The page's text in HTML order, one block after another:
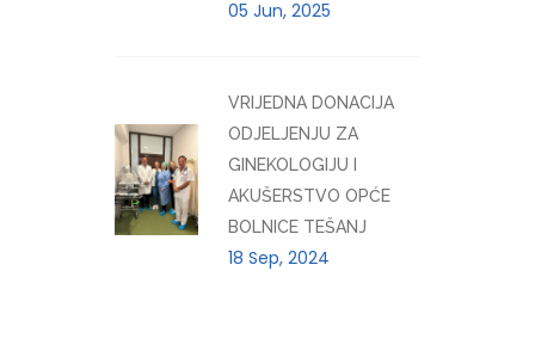
05 Jun, 2025
VRIJEDNA DONACIJA
ODJELJENJU ZA
GINEKOLOGIJU I
AKUŠERSTVO OPĆE
BOLNICE TEŠANJ
18 Sep, 2024